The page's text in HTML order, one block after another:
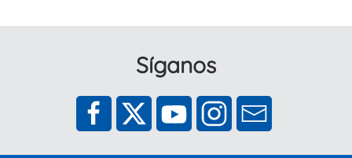
Síganos